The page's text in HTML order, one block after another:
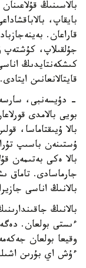
بالاسىنىڭ
بايقاپ،
قاراعان.
جۇلقىلاپ، كۇشتەپ
كىشكەنتايدىڭ
قايتالانعانىن ايتادى.
- دۇيسەنبى،
بويى بالامدى
بالا ۇيىقتاماسا،
ۇستىنەن باسىپ
بالا ەكى بەتىمەن
جارماسادى. تاماق
بالانىڭ اناسى
بالانىڭ
ءىستى بولعان.
وقيعا بولعان
ءۇش اي بۇرىن اشىلعان. قازىر